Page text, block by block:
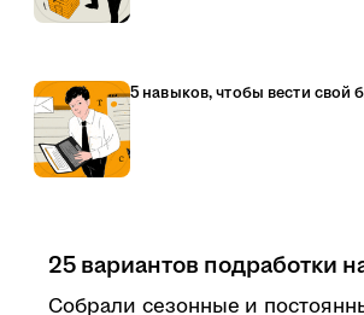
5 навыков, чтобы вести свой
25 вариантов подработки
Собрали сезонные и